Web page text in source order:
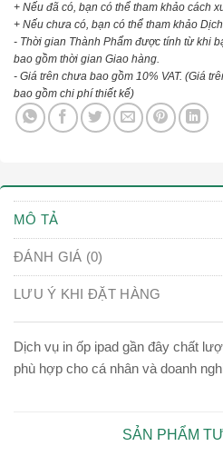
+ Nếu đã có, bạn có thể tham khảo cách
+ Nếu chưa có, bạn có thể tham khảo
- Thời gian Thành Phẩm được tính từ khi
bao gồm thời gian Giao hàng.
- Giá trên chưa bao gồm 10% VAT. (Giá
bao gồm chi phí thiết kế)
MÔ TẢ
ĐÁNH GIÁ (0)
LƯU Ý KHI ĐẶT HÀNG
Dịch vụ in ốp ipad gần đây chất
phù hợp cho cá nhân và doanh
SẢN PHẨM